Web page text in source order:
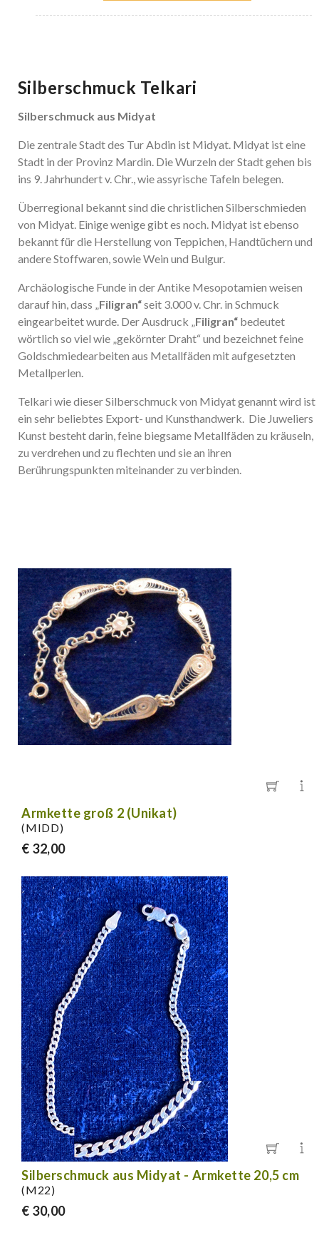
Silberschmuck Telkari
Silberschmuck aus Midyat
Die zentrale Stadt des Tur Abdin ist Midyat. Midyat ist eine
Stadt in der Provinz Mardin. Die Wurzeln der Stadt gehen bis
ins 9. Jahrhundert v. Chr., wie assyrische Tafeln belegen.
Überregional bekannt sind die christlichen Silberschmieden
von Midyat. Einige wenige gibt es noch. Midyat ist ebenso
bekannt für die Herstellung von Teppichen, Handtüchern und
andere Stoffwaren, sowie Wein und Bulgur.
Archäologische Funde in der Antike Mesopotamien weisen
darauf hin, dass „Filigran“seit 3.000 v. Chr. in Schmuck
eingearbeitet wurde. Der Ausdruck „Filigran“ bedeutet
wörtlich so viel wie „gekörnter Draht“ und bezeichnet feine
Goldschmiedearbeiten aus Metallfäden mit aufgesetzten
Metallperlen.
Telkari wie dieser Silberschmuck von Midyat genannt wird ist
ein sehr beliebtes Export- und Kunsthandwerk. Die Juweliers
Kunst besteht darin, feine biegsame Metallfäden zu kräuseln,
zu verdrehen und zu flechten und sie an ihren
Berührungspunkten miteinander zu verbinden.
Armkette groß 2 (Unikat)
(MIDD)
€ 32,00
Silberschmuck aus Midyat - Armkette 20,5 cm
(M22)
€ 30,00